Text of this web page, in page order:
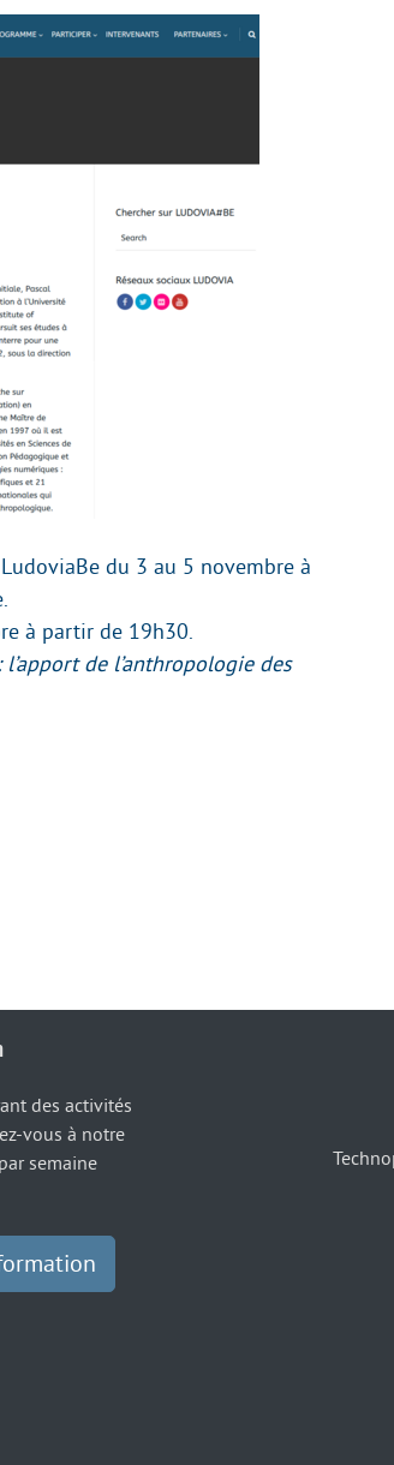
du 3 au 5 novembre à
à partir de 19h30.
de l’anthropologie des
des activités
vous à notre
semaine